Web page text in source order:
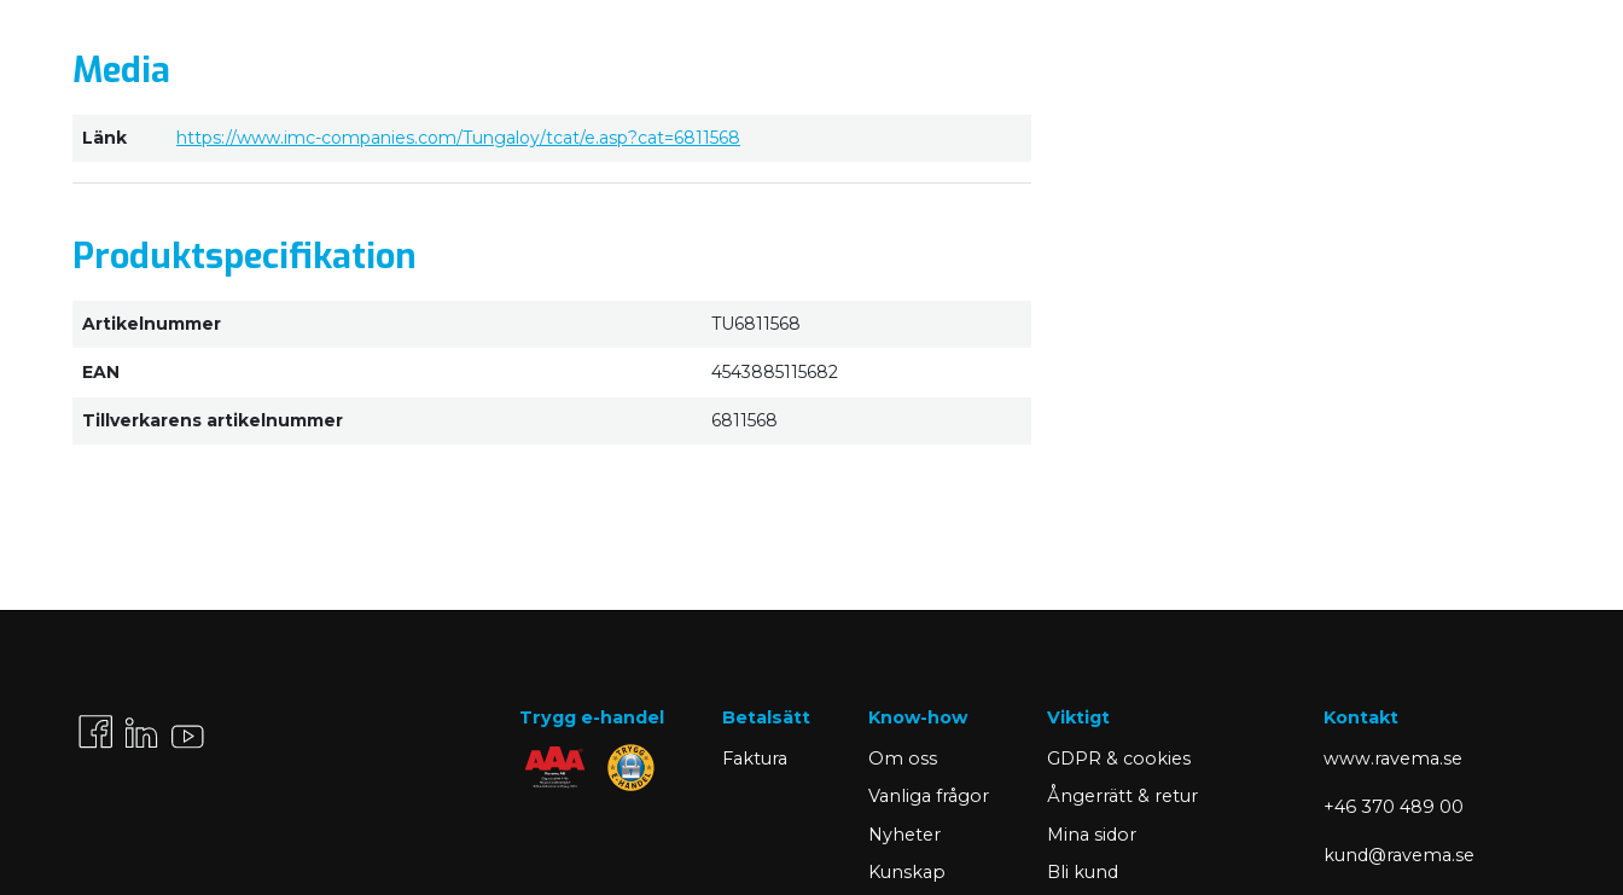
Media
Länk https://www.imc-companies.com/Tungaloy/tcat/e.asp?cat=6811568
Produktspecifikation
Artikelnummer TU6811568
EAN 4543885115682
Tillverkarens artikelnummer 6811568
Trygg e-handel
Betalsätt
Faktura
Know-how
Om oss
Vanliga frågor
Nyheter
Kunskap
Viktigt
GDPR & cookies
Ångerrätt & retur
Mina sidor
Bli kund
Kontakt
www.ravema.se
+46 370 489 00
kund@ravema.se